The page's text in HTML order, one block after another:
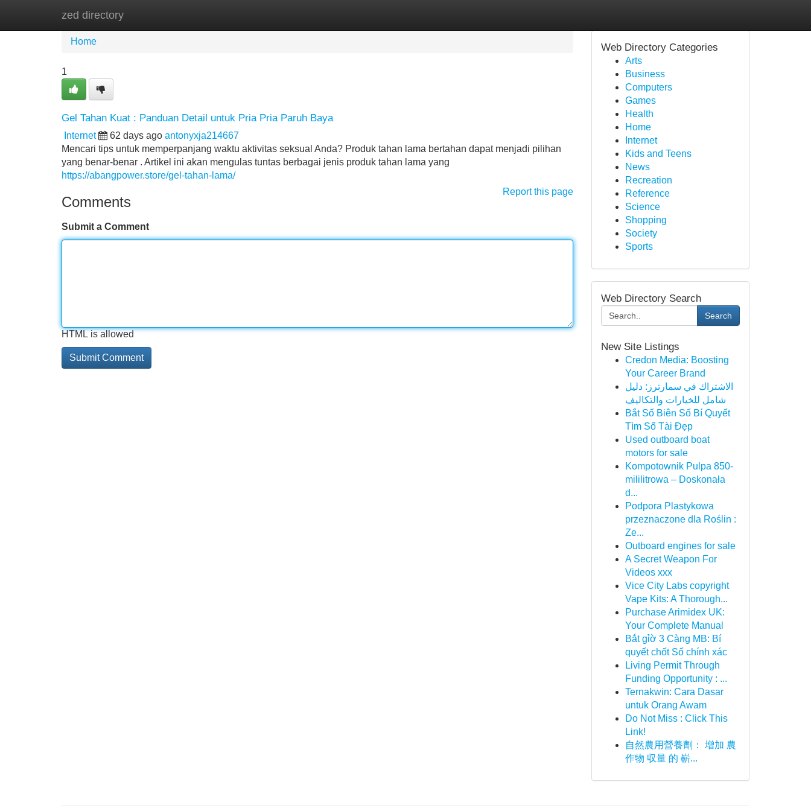
zed directory
Home
Home
1
Gel Tahan Kuat : Panduan Detail untuk Pria Pria Paruh Baya
Internet 62 days ago antonyxja214667
Mencari tips untuk memperpanjang waktu aktivitas seksual Anda? Produk tahan lama bertahan dapat menjadi pilihan
yang benar-benar . Artikel ini akan mengulas tuntas berbagai jenis produk tahan lama yang
https://abangpower.store/gel-tahan-lama/
Report this page
Comments
Submit a Comment
HTML is allowed
Web Directory Categories
Arts
Business
Computers
Games
Health
Home
Internet
Kids and Teens
News
Recreation
Reference
Science
Shopping
Society
Sports
Web Directory Search
Search
New Site Listings
Credon Media: Boosting
Your Career Brand
الاشتراك في سمارترز: دليل
شامل للخيارات والتكاليف
Bắt Số Biên Số Bí Quyết
Tìm Số Tài Đẹp
Used outboard boat
motors for sale
Kompotownik Pulpa 850-
mililitrowa – Doskonała
d...
Podpora Plastykowa
przeznaczone dla Roślin :
Ze...
Outboard engines for sale
A Secret Weapon For
Videos xxx
Vice City Labs copyright
Vape Kits: A Thorough...
Purchase Arimidex UK:
Your Complete Manual
Bắt gỉờ 3 Càng MB: Bí
quyết chốt Số chính xác
Living Permit Through
Funding Opportunity : ...
Ternakwin: Cara Dasar
untuk Orang Awam
Do Not Miss : Click This
Link!
自然農用營養劑： 增加 農
作物 収量 的 嶄...